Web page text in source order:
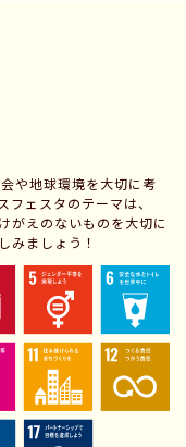
や地球環境を大切に考
ェスタのテーマは、
がえのないものを大切に
みましょう！